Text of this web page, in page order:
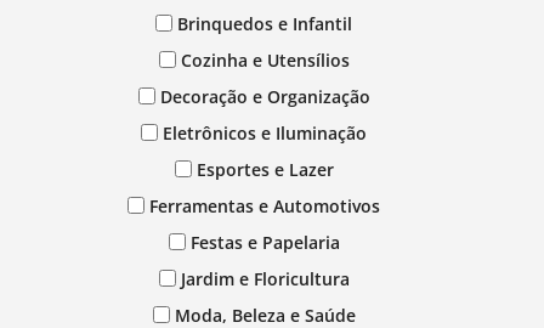
Brinquedos e Infantil
Cozinha e Utensílios
Decoração e Organização
Eletrônicos e Iluminação
Esportes e Lazer
Ferramentas e Automotivos
Festas e Papelaria
Jardim e Floricultura
Moda, Beleza e Saúde